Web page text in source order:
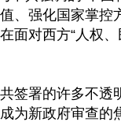
、强化国家掌控
面对西方“人权、
签署的许多不透
为新政府审查的